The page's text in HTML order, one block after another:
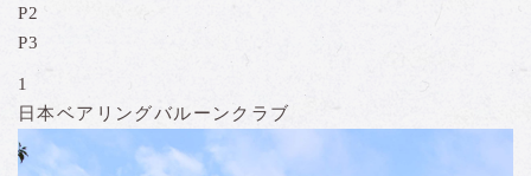
P2
P3
1
日本ベアリングバルーンクラブ